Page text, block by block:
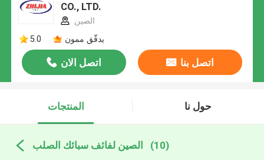
CO., LTD.
الصين
5.0
يدقّق ممون
اتصل الان اتصل بنا
المنتجات حول نا
الصين لفائف سبائك الصلب (10)